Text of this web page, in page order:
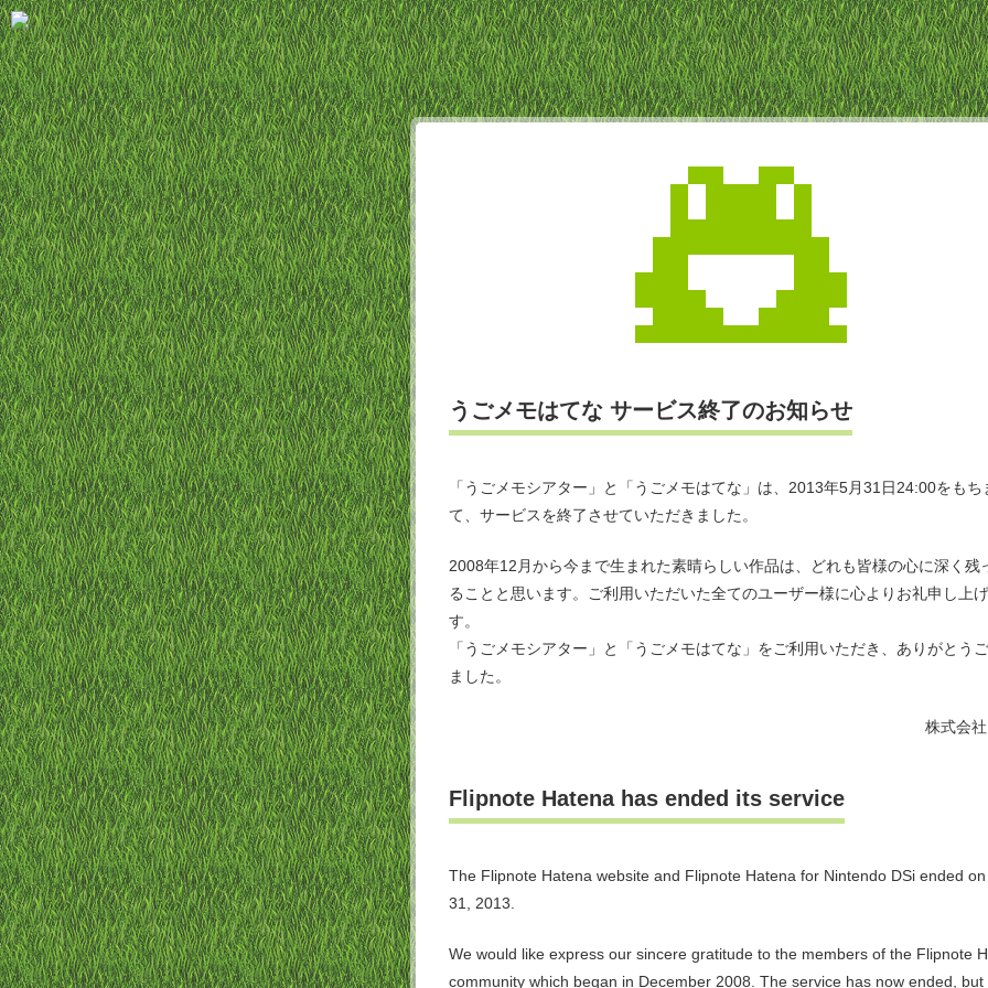
うごメモはてな サービス終了のお知らせ
「うごメモシアター」と「うごメモはてな」は、2013年5月31日24:00をもち
て、サービスを終了させていただきました。
2008年12月から今まで生まれた素晴らしい作品は、どれも皆様の心に深く残
ることと思います。ご利用いただいた全てのユーザー様に心よりお礼申し上
す。
「うごメモシアター」と「うごメモはてな」をご利用いただき、ありがとう
ました。
株式会
Flipnote Hatena has ended its service
The Flipnote Hatena website and Flipnote Hatena for Nintendo DSi ended
31, 2013.
We would like express our sincere gratitude to the members of the Flipnote
community which began in December 2008. The service has now ended, but